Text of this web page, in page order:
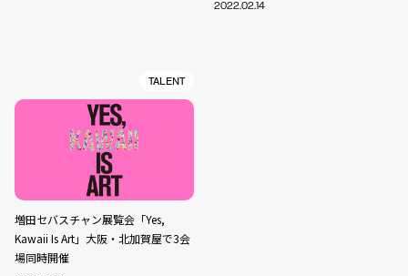
2022.02.14
TALENT
増田セバスチャン展覧会「Yes,
Kawaii Is Art」大阪・北加賀屋で3会
場同時開催